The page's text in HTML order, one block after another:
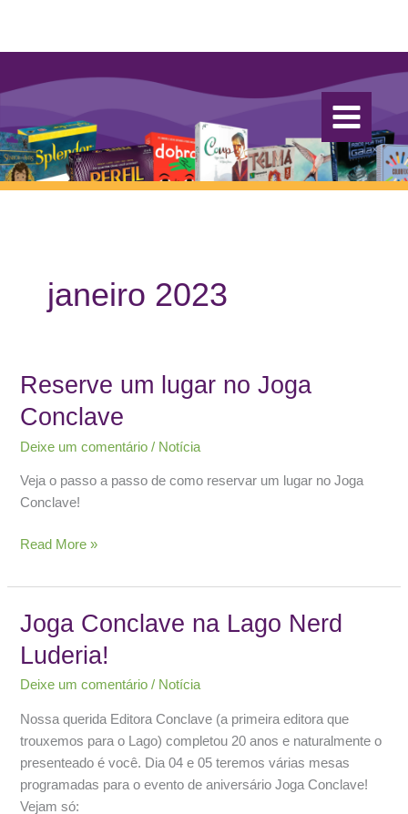
conteúdo
janeiro 2023
Reserve um lugar no Joga
Conclave
Deixe um comentário / Notícia
Veja o passo a passo de como reservar um lugar no Joga
Conclave!
Reserve
lugar
Joga
Conclave
Read More »
Joga Conclave na Lago Nerd
Luderia!
Deixe um comentário / Notícia
Nossa querida Editora Conclave (a primeira editora que
trouxemos para o Lago) completou 20 anos e naturalmente o
presenteado é você. Dia 04 e 05 teremos várias mesas
programadas para o evento de aniversário Joga Conclave!
Vejam só: